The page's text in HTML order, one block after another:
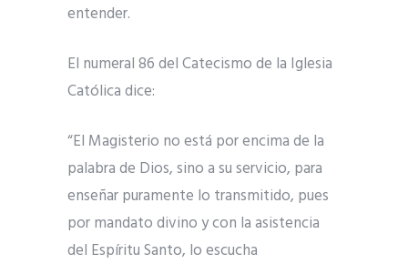
entender.
El numeral 86 del Catecismo de la Iglesia
Católica dice:
“El Magisterio no está por encima de la
palabra de Dios, sino a su servicio, para
enseñar puramente lo transmitido, pues
por mandato divino y con la asistencia
del Espíritu Santo, lo escucha